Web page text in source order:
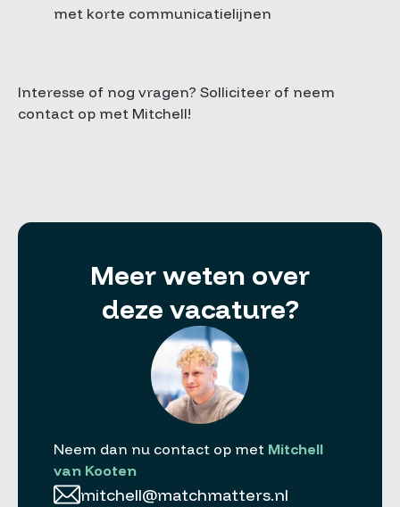
met korte communicatielijnen
Interesse of nog vragen? Solliciteer of neem
contact op met Mitchell!
Meer weten over
deze vacature?
Neem dan nu contact op met Mitchell
van Kooten
mitchell@matchmatters.nl